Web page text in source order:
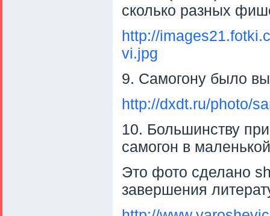
сколько разных
http://
vi.jpg
9. Самогону было
http://dxdt.ru/photo/
10. Большинству
самогон в
Это фото сделано
завершения